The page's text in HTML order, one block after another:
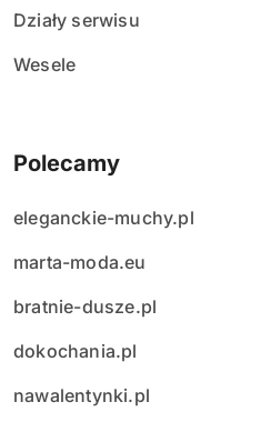
Działy serwisu
Wesele
Polecamy
eleganckie-muchy.pl
marta-moda.eu
bratnie-dusze.pl
dokochania.pl
nawalentynki.pl